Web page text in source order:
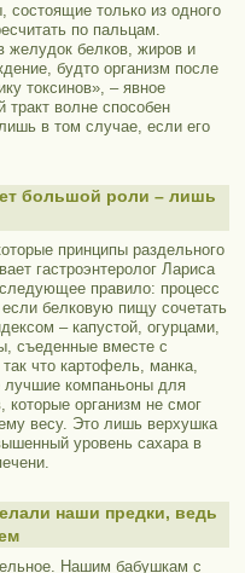
только из одного
по пальцам.
желудок белков, жиров и
будто организм после
токсинов», – явное
волне способен
в том случае, если его
большой роли – лишь
принципы раздельного
гастроэнтеролог Лариса
правило: процесс
белковую пищу сочетать
– капустой, огурцами,
съеденные вместе с
что картофель, манка,
лучшие компаньоны для
организм не смог
весу. Это лишь верхушка
уровень сахара в
наши предки, ведь
Нашим бабушкам с